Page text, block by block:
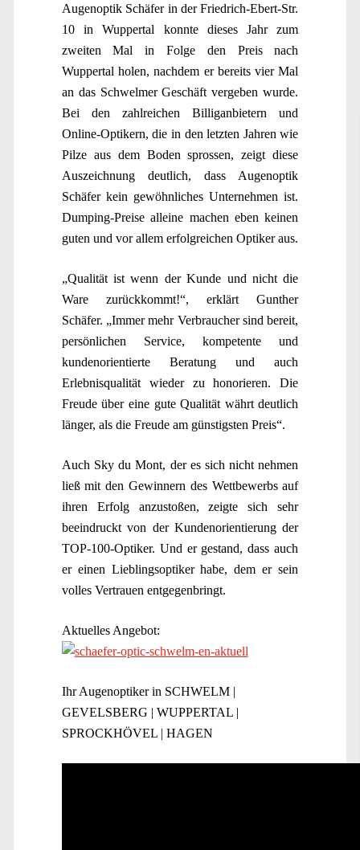
Augenoptik Schäfer in der Friedrich-Ebert-Str.
10 in Wuppertal konnte dieses Jahr zum
zweiten Mal in Folge den Preis nach
Wuppertal holen, nachdem er bereits vier Mal
an das Schwelmer Geschäft vergeben wurde.
Bei den zahlreichen Billiganbietern und
Online-Optikern, die in den letzten Jahren wie
Pilze aus dem Boden sprossen, zeigt diese
Auszeichnung deutlich, dass Augenoptik
Schäfer kein gewöhnliches Unternehmen ist.
Dumping-Preise alleine machen eben keinen
guten und vor allem erfolgreichen Optiker aus.
„Qualität ist wenn der Kunde und nicht die
Ware zurückkommt!“, erklärt Gunther
Schäfer. „Immer mehr Verbraucher sind bereit,
persönlichen Service, kompetente und
kundenorientierte Beratung und auch
Erlebnisqualität wieder zu honorieren. Die
Freude über eine gute Qualität währt deutlich
länger, als die Freude am günstigsten Preis“.
Auch Sky du Mont, der es sich nicht nehmen
ließ mit den Gewinnern des Wettbewerbs auf
ihren Erfolg anzustoßen, zeigte sich sehr
beeindruckt von der Kundenorientierung der
TOP-100-Optiker. Und er gestand, dass auch
er einen Lieblingsoptiker habe, dem er sein
volles Vertrauen entgegenbringt.
Aktuelles Angebot:
Ihr Augenoptiker in SCHWELM |
GEVELSBERG | WUPPERTAL |
SPROCKHÖVEL | HAGEN